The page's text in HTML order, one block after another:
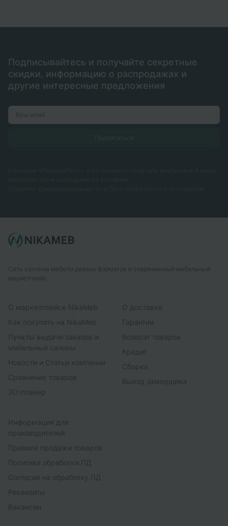
Подписывайтесь и получайте секретные
скидки, информацию о распродажах и
другие интересные предложения
Сеть салонов мебели разных форматов и современный мебельный
маркетплейс
О маркетплейсе NikaMeb
Как покупать на NikaMeb
Пункты выдачи заказов и
мебельные салоны
Новости и Статьи компании
Сравнение товаров
3D-планер
О доставке
Гарантии
Возврат товаров
Кредит
Сборка
Выезд замерщика
Информация для
производителей
Правила продажи товаров
Политика обработки ПД
Согласие на обработку ПД
Реквизиты
Вакансии